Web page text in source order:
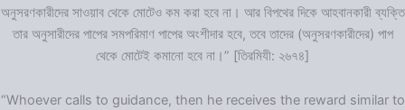
অনুসরণকারীদের সাওয়াব থেকে মোটেও কম করা হবে না। আর বিপথের দিকে আহবানকারী ব্যক্তি
তার অনুসারীদের পাপের সমপরিমাণ পাপের অংশীদার হবে, তবে তাদের (অনুসরণকারীদের) পাপ
থেকে মোটেই কমানো হবে না।” [তিরমিযী: ২৬৭৪]
“Whoever calls to guidance, then he receives the reward similar to